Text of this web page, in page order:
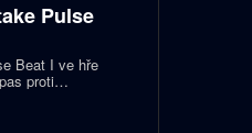
Pulse
Beat I ve hře
proti